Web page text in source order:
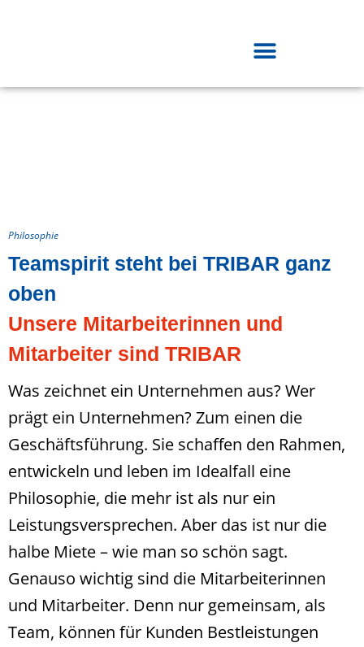
Philosophie
Teamspirit steht bei TRIBAR ganz
oben
Unsere Mitarbeiterinnen und
Mitarbeiter sind TRIBAR
Was zeichnet ein Unternehmen aus? Wer
prägt ein Unternehmen? Zum einen die
Geschäftsführung. Sie schaffen den Rahmen,
entwickeln und leben im Idealfall eine
Philosophie, die mehr ist als nur ein
Leistungsversprechen. Aber das ist nur die
halbe Miete – wie man so schön sagt.
Genauso wichtig sind die Mitarbeiterinnen
und Mitarbeiter. Denn nur gemeinsam, als
Team, können für Kunden Bestleistungen